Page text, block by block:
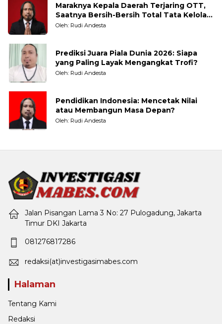
Maraknya Kepala Daerah Terjaring OTT,
Saatnya Bersih-Bersih Total Tata Kelola
Pemerintahan
Oleh: Rudi Andesta
Prediksi Juara Piala Dunia 2026: Siapa
yang Paling Layak Mengangkat Trofi?
Oleh: Rudi Andesta
Pendidikan Indonesia: Mencetak Nilai
atau Membangun Masa Depan?
Oleh: Rudi Andesta
Jalan Pisangan Lama 3 No: 27 Pulogadung, Jakarta
Timur DKI Jakarta
081276817286
redaksi(at)investigasimabes.com
Halaman
Tentang Kami
Redaksi